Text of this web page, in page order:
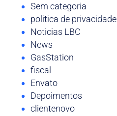
Sem categoria
politica de privacidade
Noticias LBC
News
GasStation
fiscal
Envato
Depoimentos
clientenovo